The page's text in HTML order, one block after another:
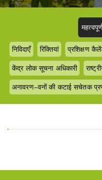
निविदाएँ रिक्तियां प्रशिक्षण
केंद्र लोक सूचना अधिकारी
अनावरण–वनों की कटाई सचेतक